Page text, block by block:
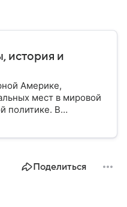
история и
Америке,
мест в мировой
политике. В
об этой стране.
Поделиться